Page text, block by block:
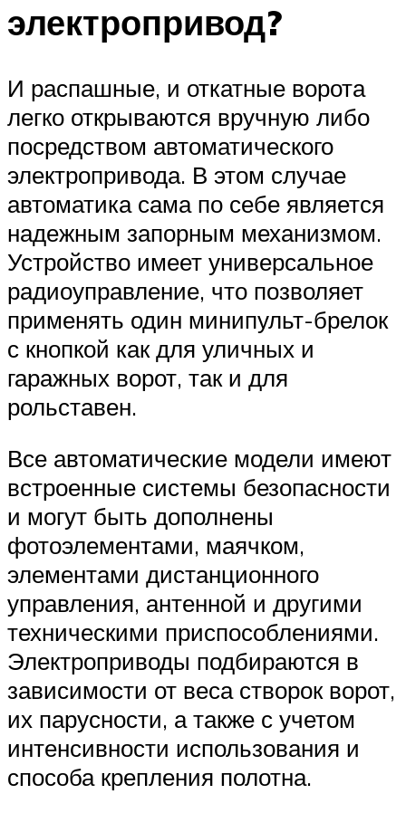
электропривод?
И распашные, и откатные ворота
легко открываются вручную либо
посредством автоматического
электропривода. В этом случае
автоматика сама по себе является
надежным запорным механизмом.
Устройство имеет универсальное
радиоуправление, что позволяет
применять один минипульт-брелок
с кнопкой как для уличных и
гаражных ворот, так и для
рольставен.
Все автоматические модели имеют
встроенные системы безопасности
и могут быть дополнены
фотоэлементами, маячком,
элементами дистанционного
управления, антенной и другими
техническими приспособлениями.
Электроприводы подбираются в
зависимости от веса створок ворот,
их парусности, а также с учетом
интенсивности использования и
способа крепления полотна.